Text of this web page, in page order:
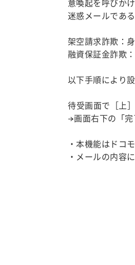
意喚起を呼びか
迷惑メールであ
架空請求詐欺：
融資保証金詐欺
以下手順により
待受画面で［上
→画面右下の「完
・本機能はドコ
・メールの内容